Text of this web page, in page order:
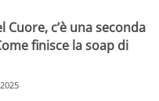
Cuore, c’è una seconda
finisce la soap di